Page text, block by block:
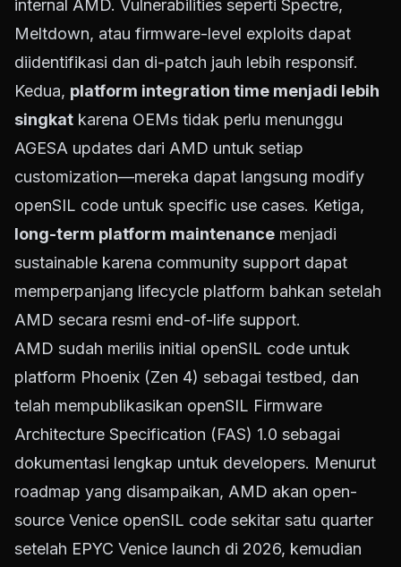
internal AMD. Vulnerabilities seperti Spectre,
Meltdown, atau firmware-level exploits dapat
diidentifikasi dan di-patch jauh lebih responsif.
Kedua, platform integration time menjadi lebih
singkat karena OEMs tidak perlu menunggu
AGESA updates dari AMD untuk setiap
customization—mereka dapat langsung modify
openSIL code untuk specific use cases. Ketiga,
long-term platform maintenance menjadi
sustainable karena community support dapat
memperpanjang lifecycle platform bahkan setelah
AMD secara resmi end-of-life support.
AMD sudah merilis initial openSIL code untuk
platform Phoenix (Zen 4) sebagai testbed, dan
telah mempublikasikan openSIL Firmware
Architecture Specification (FAS) 1.0 sebagai
dokumentasi lengkap untuk developers. Menurut
roadmap yang disampaikan, AMD akan open-
source Venice openSIL code sekitar satu quarter
setelah EPYC Venice launch di 2026, kemudian